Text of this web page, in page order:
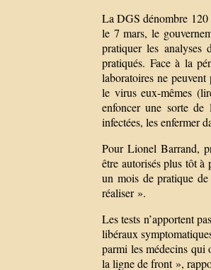
La DGS dénombre 120
le 7 mars, le
pratiquer les analyses
pratiqués. Face à la
laboratoires ne
le virus eux-mêmes
enfoncer une sorte
infectées, les enfermer
Pour Lionel Barrand,
être autorisés plus tôt à
un mois de pratique
réaliser ».
Les tests n’apportent
libéraux
parmi les médecins
la ligne de front »,